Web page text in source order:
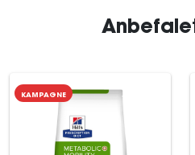
KAMPAGNE